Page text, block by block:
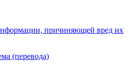
причиняющей вред их
(перевода)